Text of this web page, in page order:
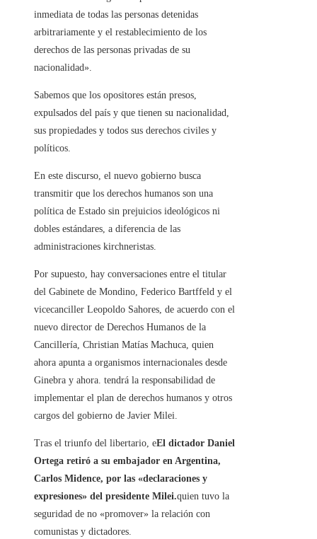
inmediata de todas las personas detenidas
arbitrariamente y el restablecimiento de los
derechos de las personas privadas de su
nacionalidad».
Sabemos que los opositores están presos,
expulsados ​​del país y que tienen su nacionalidad,
sus propiedades y todos sus derechos civiles y
políticos.
En este discurso, el nuevo gobierno busca
transmitir que los derechos humanos son una
política de Estado sin prejuicios ideológicos ni
dobles estándares, a diferencia de las
administraciones kirchneristas.
Por supuesto, hay conversaciones entre el titular
del Gabinete de Mondino, Federico Bartffeld y el
vicecanciller Leopoldo Sahores, de acuerdo con el
nuevo director de Derechos Humanos de la
Cancillería, Christian Matías Machuca, quien
ahora apunta a organismos internacionales desde
Ginebra y ahora. tendrá la responsabilidad de
implementar el plan de derechos humanos y otros
cargos del gobierno de Javier Milei.
Tras el triunfo del libertario, eEl dictador Daniel
Ortega retiró a su embajador en Argentina,
Carlos Midence, por las «declaraciones y
expresiones» del presidente Milei.quien tuvo la
seguridad de no «promover» la relación con
comunistas y dictadores.